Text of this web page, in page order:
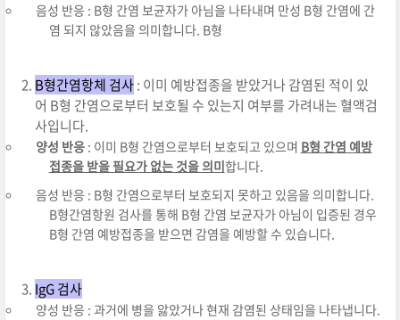
음성 반응 : B형 간염 보균자가 아님을 나타내며 만성 B형 간염에 간
염 되지 않았음을 의미합니다. B형
B형간염항체 검사: 이미 예방접종을 받았거나 감염된 적이 있
어 B형 간염으로부터 보호될 수 있는지 여부를 가려내는 혈액검
사입니다.
양성 반응: 이미 B형 간염으로부터 보호되고 있으며 B형 간염 예방
접종을 받을 필요가 없는 것을 의미합니다.
음성 반응 : B형 간염으로부터 보호되지 못하고 있음을 의미합니다.
B형간염항원 검사를 통해 B형 간염 보균자가 아님이 입증된 경우
B형 간염 예방접종을 받으면 감염을 예방할 수 있습니다.
IgG 검사
양성 반응 : 과거에 병을 앓았거나 현재 감염된 상태임을 나타냅니다.